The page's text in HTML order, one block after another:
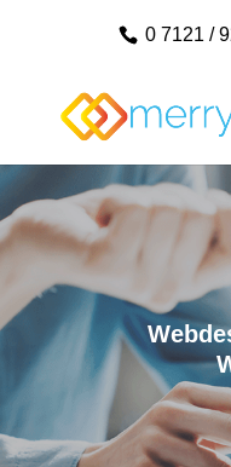
0 7121 /